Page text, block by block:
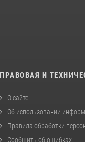
ПРАВОВАЯ И
О сайте
Об использовании
Правила обработки
Сообщить об ошибках